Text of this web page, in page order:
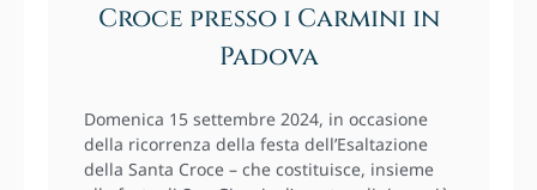
Croce presso i Carmini in
Padova
Domenica 15 settembre 2024, in occasione
della ricorrenza della festa dell’Esaltazione
della Santa Croce – che costituisce, insieme